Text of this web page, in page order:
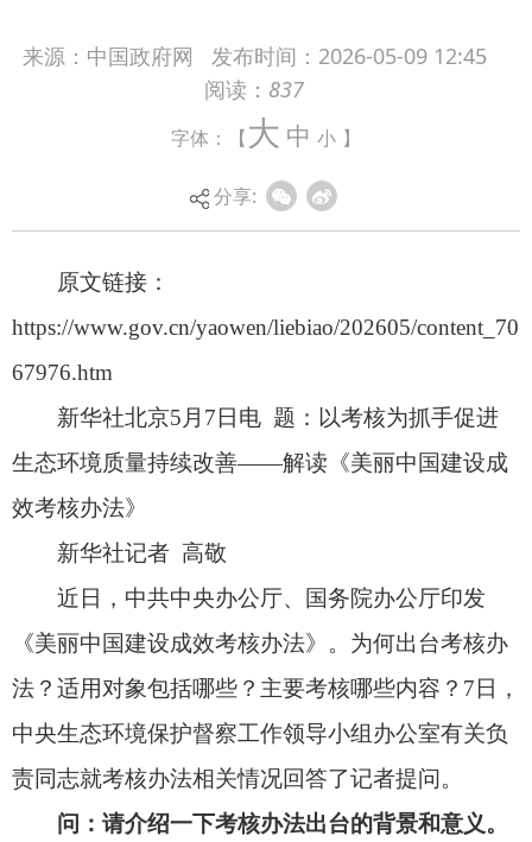
来源：中国政府网 发布时间： 2026-05-09 12:45
阅读： 837
字体：【大 中 小 】
分享:
https://www.gov.cn/yaowen/liebiao/202605/content_70
新华社北京5月7日电 题：以考核为抓手促进
生态环境质量持续改善——解读《美丽中国建设成
效考核办法》
近日，中共中央办公厅、国务院办公厅印发
《美丽中国建设成效考核办法》。为何出台考核办
法？适用对象包括哪些？主要考核哪些内容？7日，
中央生态环境保护督察工作领导小组办公室有关负
责同志就考核办法相关情况回答了记者提问。
答：生态环境保护能否落到实处，关键在领导
干部，根本在制度保障。2020年4月，中共中央办
公厅、国务院办公厅印发《省（自治区、直辖市）
污染防治攻坚战成效考核措施》，在中央生态环境
保护督察工作领导小组牵头组织下，连续7年开展污
到优”，成为夯实生态环境保护“党政同责、一岗双
责”，推动生态环境质量持续改善的有力抓手。